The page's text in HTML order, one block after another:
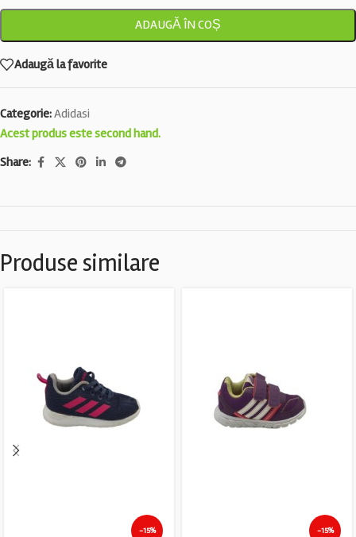
ADAUGĂ ÎN COȘ
Adaugă la favorite
Categorie:Adidasi
Acest produs este second hand.
Share:
Produse similare
-15% -15%